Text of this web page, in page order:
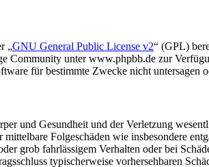
„GNU General Public License v2“ (GPL)
Community unter www.phpbb.de zur
für bestimmte Zwecke nicht untersagen
und Gesundheit und der Verletzung
Folgeschäden wie insbesondere
grob fahrlässigem Verhalten oder bei
typischerweise vorhersehbaren